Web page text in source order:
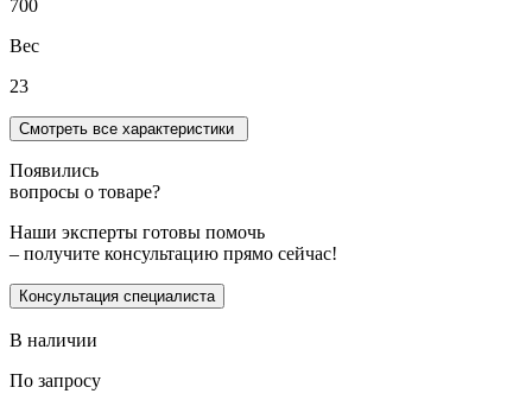
700
Вес
23
Смотреть все характеристики
Появились
вопросы о товаре?
Наши эксперты готовы помочь
– получите консультацию прямо сейчас!
Консультация специалиста
В наличии
По запросу